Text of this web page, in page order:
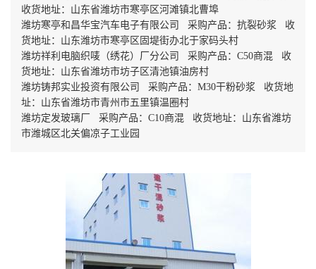
收货地址：山东省潍坊市寒亭区河滩镇北曹埠
潍坊寒亭和昌华宝汽车电子有限公司 采购产品：抗裂砂浆 收
货地址：山东潍坊市寒亭区固堤街办北于家码头村
潍坊祥利电脑织唛（绣花）厂分公司 采购产品：C50商混 收
货地址：山东省潍坊市坊子区清池镇油房村
潍坊铸邦实业投资有限公司 采购产品：M30干粉砂浆 收货地
址：山东省潍坊市青州市五里镇温圈村
潍坊定发玻璃厂 采购产品：C10商混 收货地址：山东省潍坊
市潍城区北关偏凉子工业园